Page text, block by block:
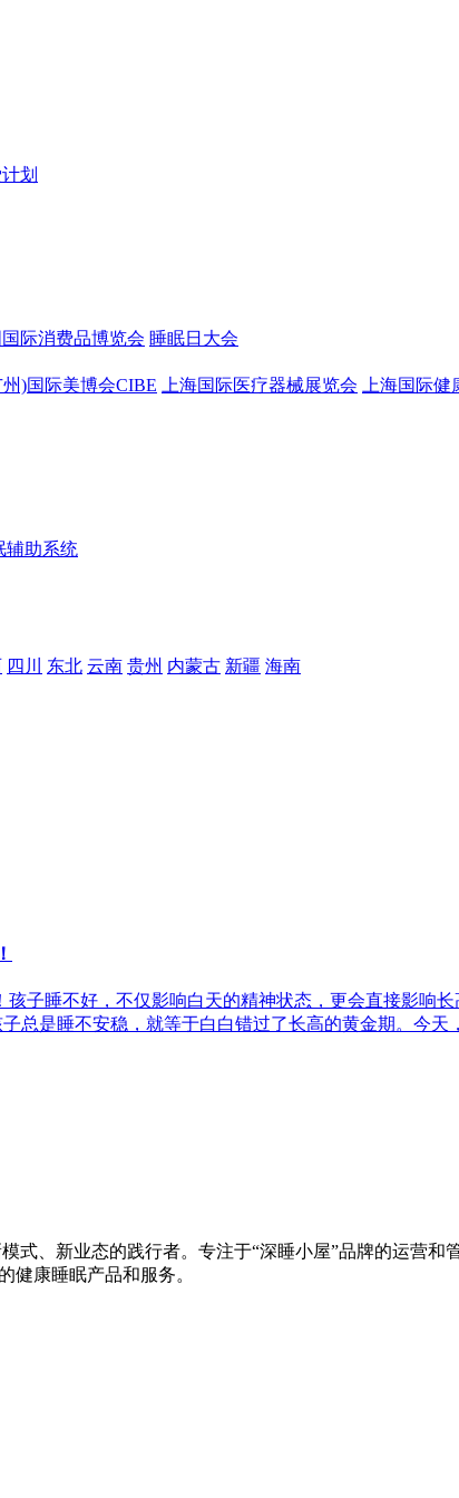
划
际消费品博览会 睡眠日大会
州)国际美博会CIBE 上海国际医疗器械展览会 上海国际健
辅助系统
四川 东北 云南 贵州 内蒙古 新疆 海南
子睡不好，不仅影响白天的精神状态，更会直接影响
总是睡不安稳，就等于白白错过了长高的黄金期。今
式、新业态的践行者。专注于“深睡小屋”品牌的运营
健康睡眠产品和服务。